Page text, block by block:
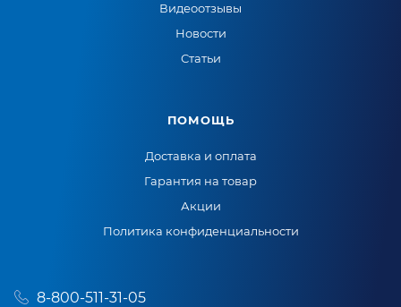
Видеоотзывы
Новости
Статьи
ПОМОЩЬ
Доставка и оплата
Гарантия на товар
Акции
Политика конфиденциальности
8-800-511-31-05